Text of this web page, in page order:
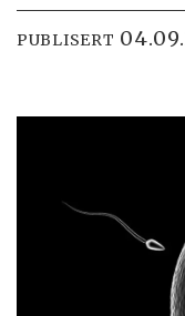
PUBLISERT